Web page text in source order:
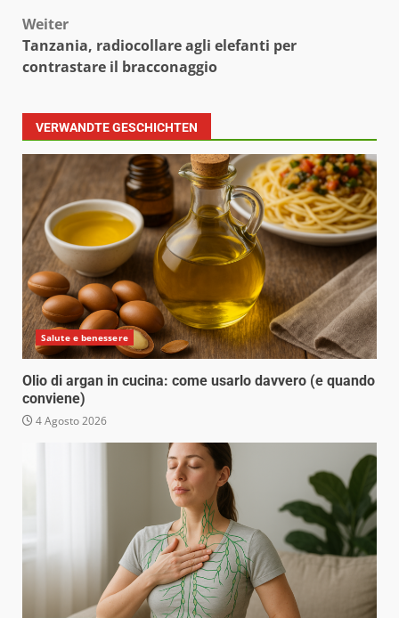
Weiter
Tanzania, radiocollare agli elefanti per
contrastare il bracconaggio
VERWANDTE GESCHICHTEN
Salute e benessere
Olio di argan in cucina: come usarlo davvero (e quando
conviene)
4 Agosto 2026